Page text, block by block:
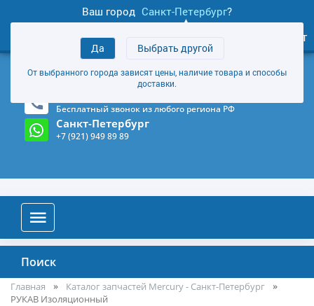
Ваш город Санкт-Петербург?
Да Выбрать другой
От выбранного города зависят цены, наличие товара и способы
доставки.
товаров
Личный кабинет
+7 (921) 949 89 89
Магазин и склад в Санкт-Петербурге (Карта)
Бесплатный звонок из любого региона РФ
Санкт-Петербург
+7 (921) 949 89 89
Поиск
Главная
Каталог запчастей Mercury - Санкт-Петербург
РУКАВ Изоляционный